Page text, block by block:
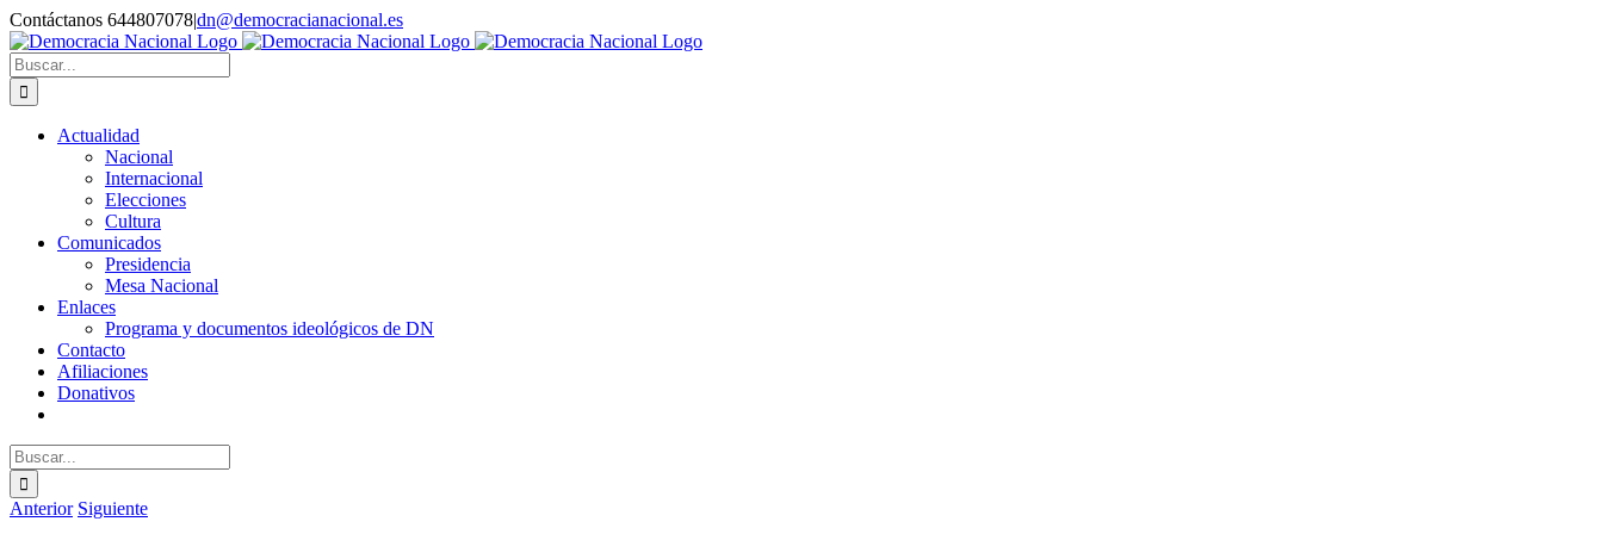
Saltar
al
contenido
Contáctanos 644807078|dn@democracianacional.es
Buscar:
Actualidad
Nacional
Internacional
Elecciones
Cultura
Comunicados
Presidencia
Mesa Nacional
Enlaces
Programa y documentos ideológicos de DN
Contacto
Afiliaciones
Donativos
Buscar:
Anterior Siguiente